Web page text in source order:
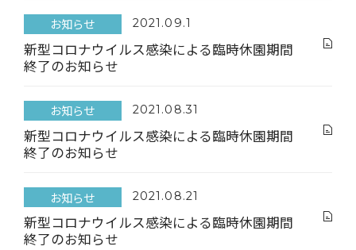
～作品展示や工作ワークショップなどを通じ
て施設での様子や行事などを紹介～
お知らせ 2021.09.1
新型コロナウイルス感染による臨時休園期間
終了のお知らせ
お知らせ 2021.08.31
新型コロナウイルス感染による臨時休園期間
終了のお知らせ
お知らせ 2021.08.21
新型コロナウイルス感染による臨時休園期間
終了のお知らせ